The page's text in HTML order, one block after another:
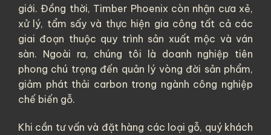
giới. Đồng thời, Timber Phoenix còn nhận cưa xẻ,
xử lý, tẩm sấy và thực hiện gia công tất cả các
giai đoạn thuộc quy trình sản xuất mộc và ván
sàn. Ngoài ra, chúng tôi là doanh nghiệp tiên
phong chú trọng đến quản lý vòng đời sản phẩm,
giảm phát thải carbon trong ngành công nghiệp
chế biến gỗ.
Khi cần tư vấn và đặt hàng các loại gỗ, quý khách